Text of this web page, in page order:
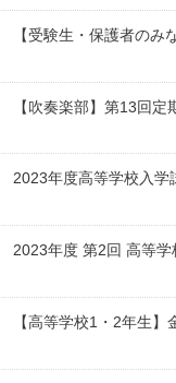
【受験生・保護者の
【吹奏楽部】第13回定
2023年度高等学校入学
2023年度 第2回 高等学
【高等学校1・2年生】